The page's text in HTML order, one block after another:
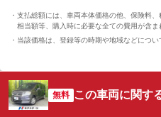
支払総額には、車両本体価格の他、保険料
相当額等、購入時に必要な全ての費用が含ま
当該価格は、登録等の時期や地域などにつ
無料 この車両に関す